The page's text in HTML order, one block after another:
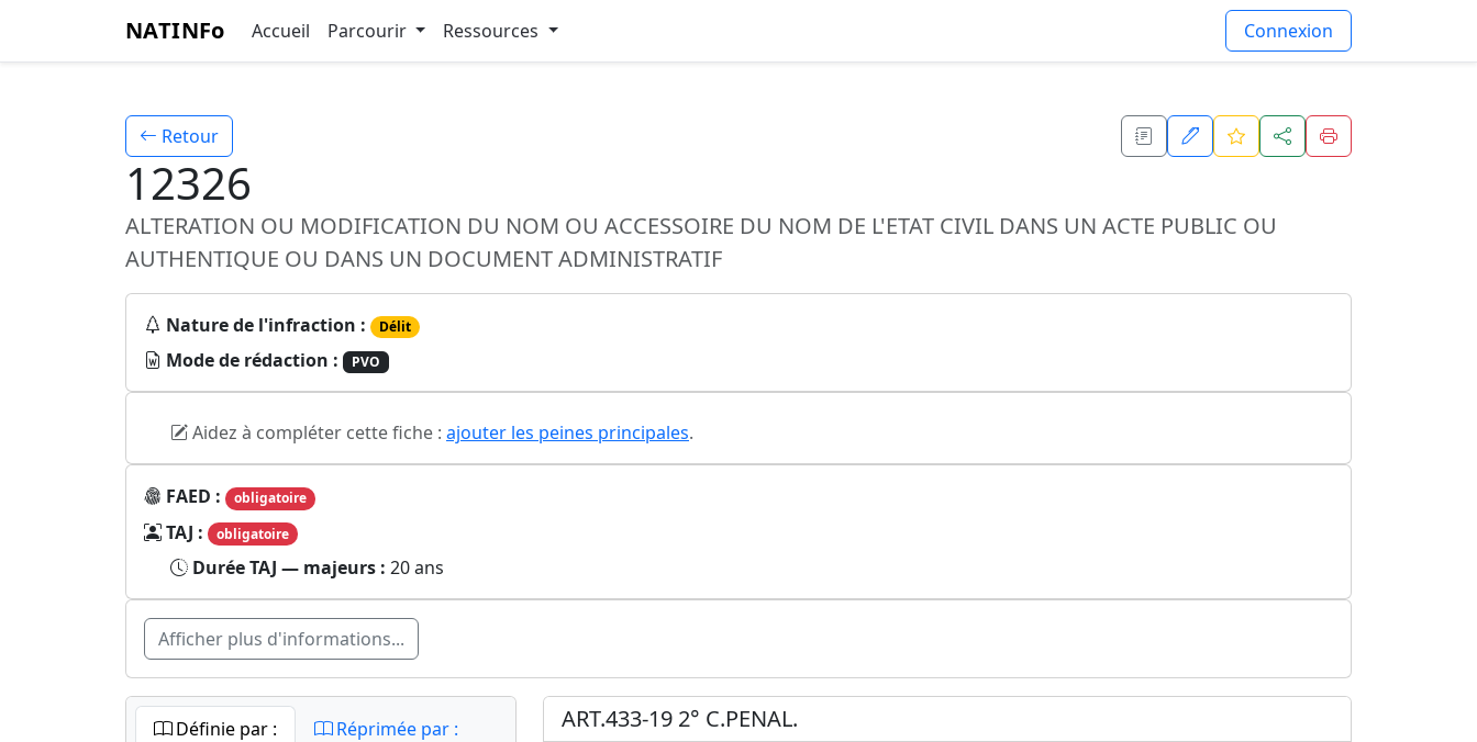
NATINFo Accueil Parcourir Ressources Connexion
Retour
12326
ALTERATION OU MODIFICATION DU NOM OU ACCESSOIRE DU NOM DE L'ETAT CIVIL DANS UN ACTE PUBLIC OU
AUTHENTIQUE OU DANS UN DOCUMENT ADMINISTRATIF
Nature de l'infraction : Délit
Mode de rédaction : PVO
Aidez à compléter cette fiche : ajouter les peines principales.
FAED : obligatoire
TAJ : obligatoire
Durée TAJ — majeurs : 20 ans
Afficher plus d'informations...
Définie par : Réprimée par : ART.433-19 2° C.PENAL.